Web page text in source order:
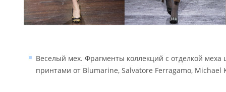
Веселый мех. Фрагменты коллекций с отделкой
принтами от Blumarine, Salvatore Ferragamo, Michael